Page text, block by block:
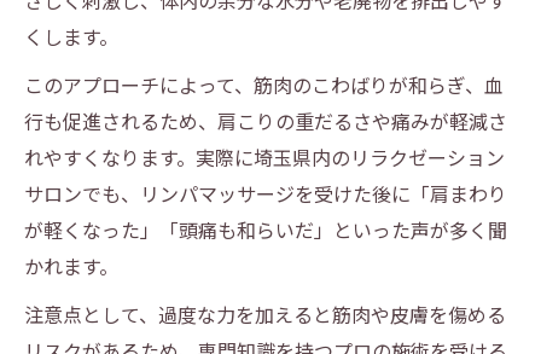
慢性的な肩こりに効くセルフリンパケア術
自宅でできる肩こりリンパマッサージの実
践法
肩甲骨周りのセルフリンパケア術を学ぼう
肩こり改善へ導く簡単なリンパマッサージ
手順
ト
くします。
このアプローチによって、筋肉のこわばりが和らぎ、血
行も促進されるため、肩こりの重だるさや痛みが軽減さ
れやすくなります。実際に埼玉県内のリラクゼーション
サロンでも、リンパマッサージを受けた後に「肩まわり
が軽くなった」「頭痛も和らいだ」といった声が多く聞
かれます。
注意点として、過度な力を加えると筋肉や皮膚を傷める